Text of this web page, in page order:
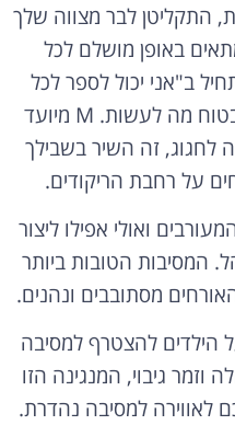
התקליטן לבר מצווה שלך
באופן מושלם לכל
ב"אני יכול לספר לכל
אחד מה אני רוצה ". אני לא בטוח מה לעשות. M מיועד
לחגוג, זה השיר בשבילך
על רחבת הריקודים.
ואולי אפילו ליצור
המסיבות הטובות ביותר
מסתובבים ונהנים.
הילדים להצטרף למסיבה
גיבוי, המנגינה הזו
לאווירה למסיבה נהדרת.